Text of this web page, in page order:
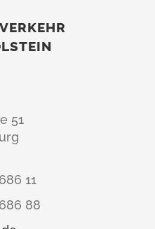
51
11
88